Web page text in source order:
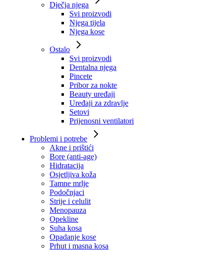
Dječja njega
Svi proizvodi
Njega tijela
Njega kose
Ostalo
Svi proizvodi
Dentalna njega
Pincete
Pribor za nokte
Beauty uređaji
Uređaji za zdravlje
Setovi
Prijenosni ventilatori
Problemi i potrebe
Akne i prištići
Bore (anti-age)
Hidratacija
Osjetljiva koža
Tamne mrlje
Podočnjaci
Strije i celulit
Menopauza
Opekline
Suha kosa
Opadanje kose
Prhut i masna kosa